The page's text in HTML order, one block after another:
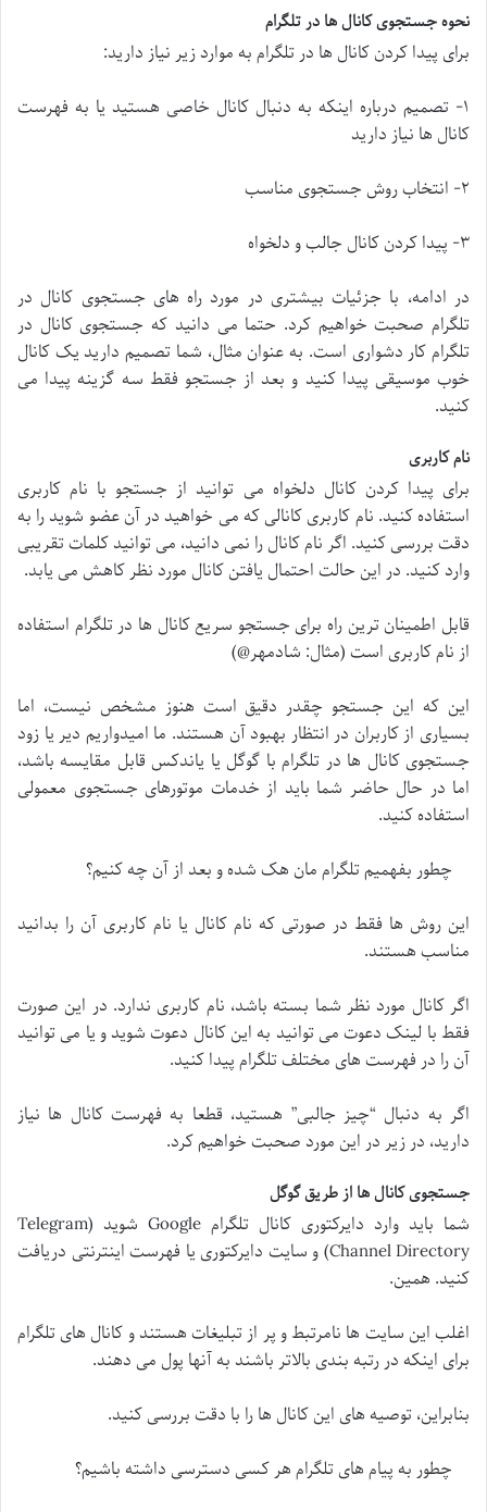
نحوه جستجوی کانال ها در تلگرام
برای پیدا کردن کانال ها در تلگرام به موارد زیر نیاز دارید:
۱- تصمیم درباره اینکه به دنبال کانال خاصی هستید یا به فهرست
کانال ها نیاز دارید
۲- انتخاب روش جستجوی مناسب
۳- پیدا کردن کانال جالب و دلخواه
در ادامه، با جزئیات بیشتری در مورد راه های جستجوی کانال در
تلگرام صحبت خواهیم کرد. حتما می دانید که جستجوی کانال در
تلگرام کار دشواری است. به عنوان مثال، شما تصمیم دارید یک کانال
خوب موسیقی پیدا کنید و بعد از جستجو فقط سه گزینه پیدا می
کنید.
نام کاربری
برای پیدا کردن کانال دلخواه می توانید از جستجو با نام کاربری
استفاده کنید. نام کاربری کانالی که می خواهید در آن عضو شوید را به
دقت بررسی کنید. اگر نام کانال را نمی دانید، می توانید کلمات تقریبی
وارد کنید. در این حالت احتمال یافتن کانال مورد نظر کاهش می یابد.
قابل اطمینان ترین راه برای جستجو سریع کانال ها در تلگرام استفاده
از نام کاربری است (مثال: شادمهر@)
این که این جستجو چقدر دقیق است هنوز مشخص نیست، اما
بسیاری از کاربران در انتظار بهبود آن هستند. ما امیدواریم دیر یا زود
جستجوی کانال ها در تلگرام با گوگل یا یاندکس قابل مقایسه باشد،
اما در حال حاضر شما باید از خدمات موتورهای جستجوی معمولی
استفاده کنید.
چطور بفهمیم تلگرام مان هک شده و بعد از آن چه کنیم؟
این روش ها فقط در صورتی که نام کانال یا نام کاربری آن را بدانید
مناسب هستند.
اگر کانال مورد نظر شما بسته باشد، نام کاربری ندارد. در این صورت
فقط با لینک دعوت می توانید به این کانال دعوت شوید و یا می توانید
آن را در فهرست های مختلف تلگرام پیدا کنید.
اگر به دنبال “چیز جالبی” هستید، قطعا به فهرست کانال ها نیاز
دارید، در زیر در این مورد صحبت خواهیم کرد.
جستجوی کانال ها از طریق گوگل
شما باید وارد دایرکتوری کانال تلگرام Google شوید (Telegram
Channel Directory) و سایت دایرکتوری یا فهرست اینترنتی دریافت
کنید. همین.
اغلب این سایت ها نامرتبط و پر از تبلیغات هستند و کانال های تلگرام
برای اینکه در رتبه بندی بالاتر باشند به آنها پول می دهند.
بنابراین، توصیه های این کانال ها را با دقت بررسی کنید.
چطور به پیام های تلگرام هر کسی دسترسی داشته باشیم؟